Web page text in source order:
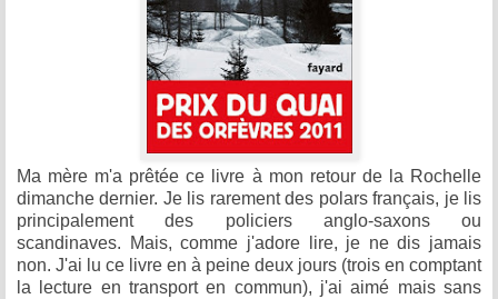
Ma mère m'a prêtée ce livre à mon retour de la Rochelle
dimanche dernier. Je lis rarement des polars français, je lis
principalement des policiers anglo-saxons ou
scandinaves. Mais, comme j'adore lire, je ne dis jamais
non. J'ai lu ce livre en à peine deux jours (trois en comptant
la lecture en transport en commun), j'ai aimé mais sans